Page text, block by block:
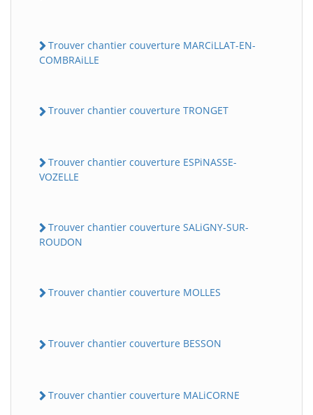
Trouver chantier couverture MARCiLLAT-EN-
COMBRAiLLE
Trouver chantier couverture TRONGET
Trouver chantier couverture ESPiNASSE-
VOZELLE
Trouver chantier couverture SALiGNY-SUR-
ROUDON
Trouver chantier couverture MOLLES
Trouver chantier couverture BESSON
Trouver chantier couverture MALiCORNE